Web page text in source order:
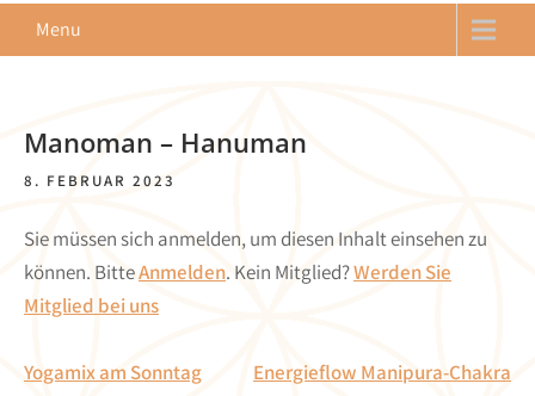
Menu
Manoman – Hanuman
8. FEBRUAR 2023
Sie müssen sich anmelden, um diesen Inhalt einsehen zu
können. BitteAnmelden. Kein Mitglied?Werden Sie
Mitglied bei uns
Beitragsnavigation
Yogamix am Sonntag Energieflow Manipura-Chakra